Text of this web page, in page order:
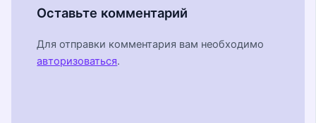
Оставьте комментарий
Для отправки комментария вам необходимо
авторизоваться.